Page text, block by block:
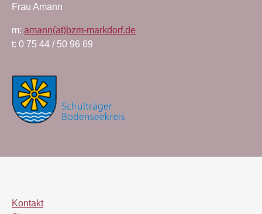
Frau Amann
m: amann(at)bzm-markdorf.de
t: 0 75 44 / 50 96 69
Kontakt